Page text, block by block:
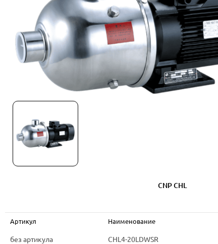
CNP CHL
Артикул Наименование
без артикула CHL4-20LDWSR